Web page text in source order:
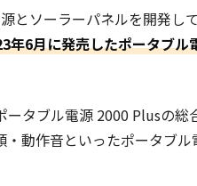
とソーラーパネルを開発し
年6月に発売したポータブ
ータブル電源 2000 Plusの
動作音といったポータブ